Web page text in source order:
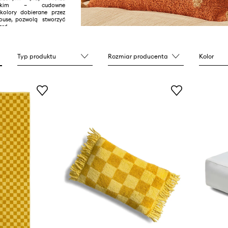
– cudowne
dobierane przez
pozwolą stworzyć
Typ produktu Rozmiar producenta Kolor